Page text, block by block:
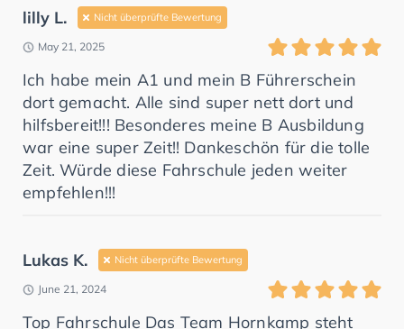
lilly L. Nicht überprüfte Bewertung
May 21, 2025
Ich habe mein A1 und mein B Führerschein
dort gemacht. Alle sind super nett dort und
hilfsbereit!!! Besonderes meine B Ausbildung
war eine super Zeit!! Dankeschön für die tolle
Zeit. Würde diese Fahrschule jeden weiter
empfehlen!!!
Lukas K. Nicht überprüfte Bewertung
June 21, 2024
Top Fahrschule Das Team Hornkamp steht